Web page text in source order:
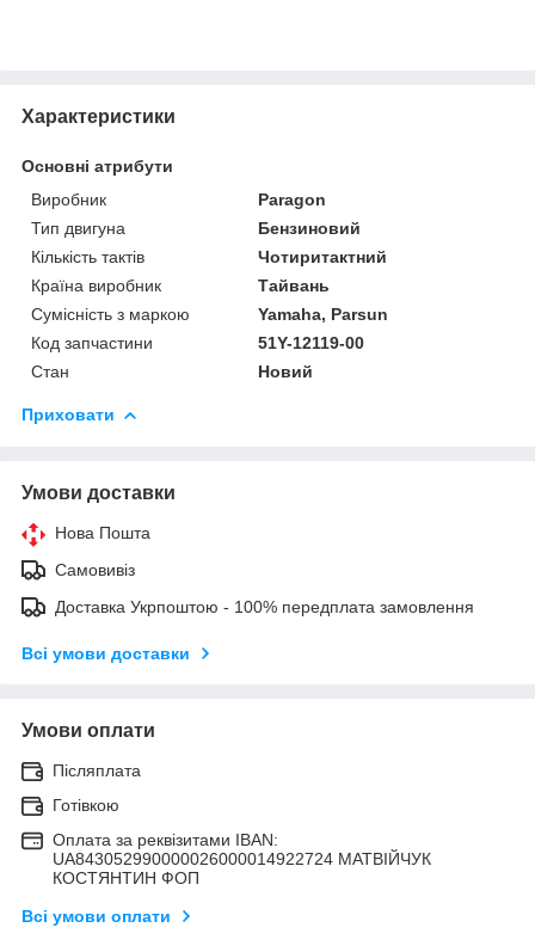
Характеристики
Основні атрибути
Виробник
Paragon
Тип двигуна
Бензиновий
Кількість тактів
Чотиритактний
Країна виробник
Тайвань
Сумісність з маркою
Yamaha, Parsun
Код запчастини
51Y-12119-00
Стан
Новий
Приховати
Умови доставки
Нова Пошта
Самовивіз
Доставка Укрпоштою - 100% передплата замовлення
Всі умови доставки
Умови оплати
Післяплата
Готівкою
Оплата за реквізитами IBAN:
UA843052990000026000014922724 МАТВIЙЧУК
КОСТЯНТИН ФОП
Всі умови оплати